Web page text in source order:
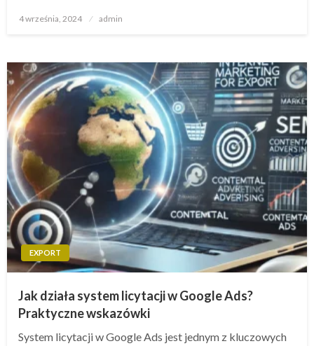
Opublikowane
4 września, 2024 admin
EXPORT
Jak działa system licytacji w Google Ads?
Praktyczne wskazówki
System licytacji w Google Ads jest jednym z kluczowych